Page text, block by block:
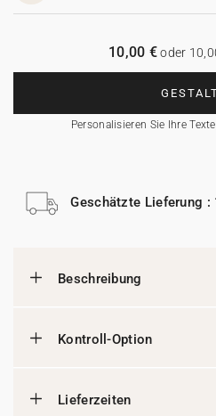
Personalisieren Sie Ihre
10,00 €oder
Geschätzte Lieferung
Beschreibung
Kontroll-Option
Lieferzeiten